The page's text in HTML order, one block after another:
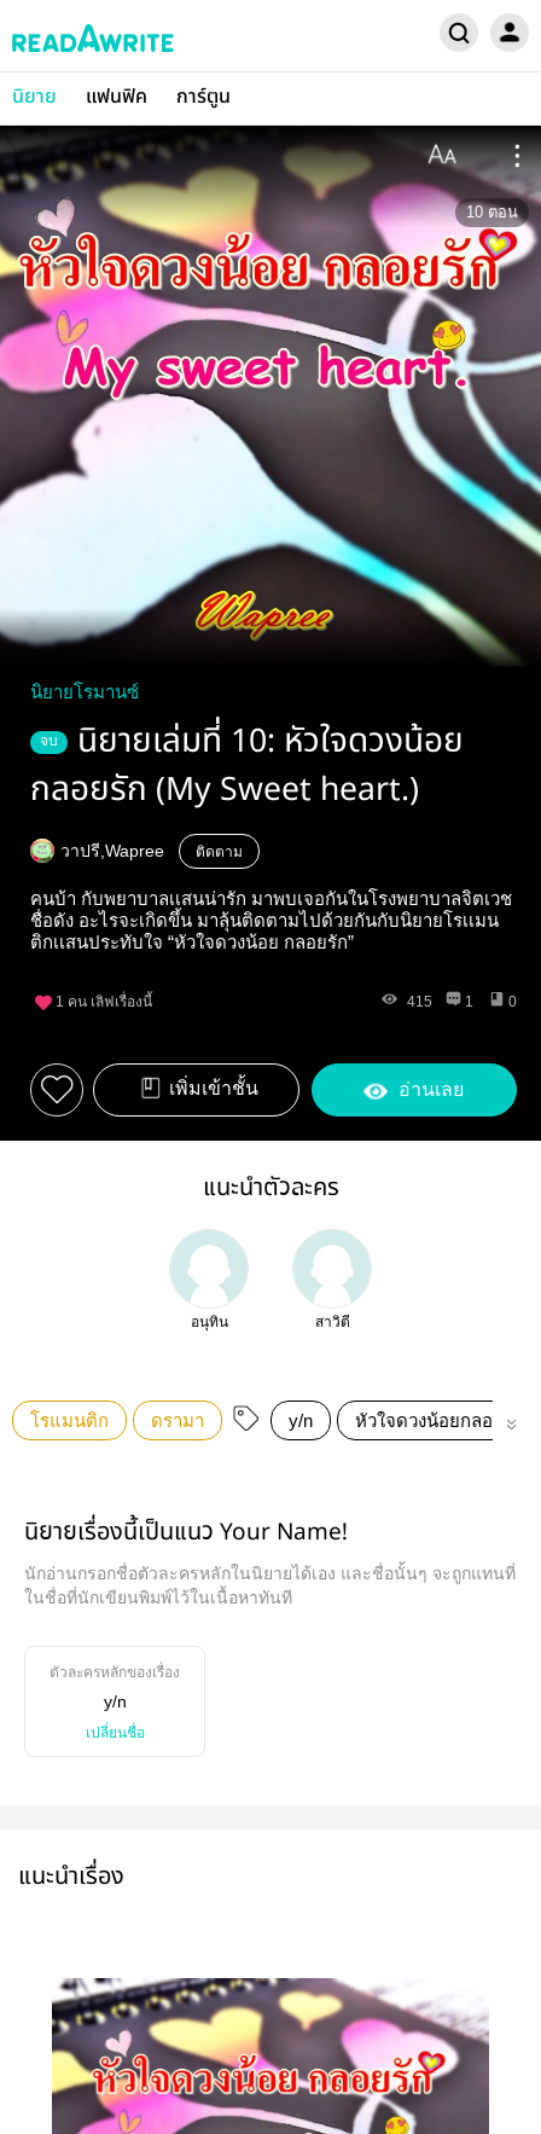
นิยาย แฟนฟิค การ์ตูน
10 ตอน
นิยายโรมานซ์
จบ
นิยายเล่มที่ 10: หัวใจดวงน้อย
กลอยรัก (My Sweet heart.)
วาปรี,Wapree ติดตาม
คนบ้า กับพยาบาลเเสนน่ารัก มาพบเจอกันในโรงพยาบาลจิตเวช
ชื่อดัง อะไรจะเกิดขึ้น มาลุ้นติดตามไปด้วยกันกับนิยายโรเเมน
ติกเเสนประทับใจ “หัวใจดวงน้อย กลอยรัก”
1 คน เลิฟเรื่องนี้ 415 1 0
เพิ่มเข้าชั้น อ่านเลย
แนะนำตัวละคร
อนุทิน สาวิตี
โรแมนติก ดรามา y/n หัวใจดวงน้อยกลอยรัก
นิยายเรื่องนี้เป็นแนว Your Name!
นักอ่านกรอกชื่อตัวละครหลักในนิยายได้เอง และชื่อนั้นๆ จะถูกแทนที่
ในชื่อที่นักเขียนพิมพ์ไว้ในเนื้อหาทันที
ตัวละครหลักของเรื่อง
y/n
เปลี่ยนชื่อ
แนะนำเรื่อง